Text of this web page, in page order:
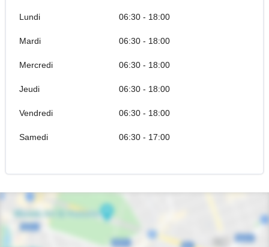
Lundi 06:30 - 18:00
Mardi 06:30 - 18:00
Mercredi 06:30 - 18:00
Jeudi 06:30 - 18:00
Vendredi 06:30 - 18:00
Samedi 06:30 - 17:00